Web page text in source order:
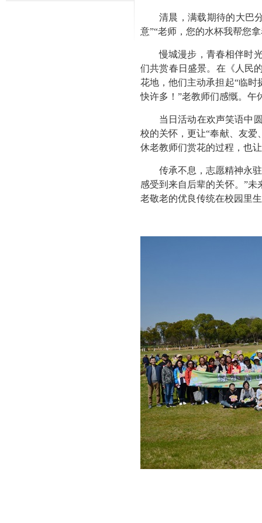
清晨，满载期待的大巴
意”“老师，您的水杯我帮您
慢城漫步，青春相伴时
们共赏春日盛景。在《人民
花地 ，他们主动承担起“临时
快许多！ ”老教师们感慨。午
当日活动在欢声笑语中
校的关怀，更让“奉献、友爱
休老教师们赏花的过程，也
传承不息，志愿精神永驻
感受到来自后辈的关怀。 ”未
老敬老的优良传统在校园里